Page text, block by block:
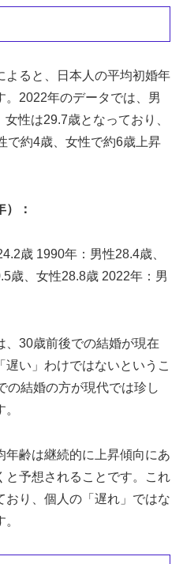
よると、日本人の平均初婚年
2022年のデータでは、男
性は29.7歳となっており、
で約4歳、女性で約6歳上昇
：
歳 1990年：男性28.4歳、
歳、女性28.8歳 2022年：男
、30歳前後での結婚が現在
い」わけではないというこ
の結婚の方が現代では珍し
年齢は継続的に上昇傾向にあ
と予想されることです。これ
おり、個人の「遅れ」ではな